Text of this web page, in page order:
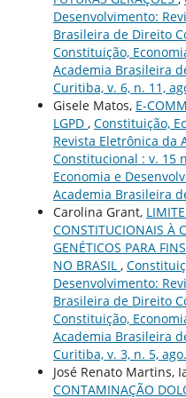
Desenvolvimento:
Brasileira de Direito
Constituição,
Academia Brasileira
Curitiba, v. 6, n. 11,
Gisele Matos, E-
LGPD , Constituição,
Revista Eletrônica da
Constitucional : v. 15
Economia e
Academia Brasileira
Carolina Grant,
CONSTITUCIONAIS À
GENÉTICOS PARA
NO BRASIL ,
Desenvolvimento:
Brasileira de Direito
Constituição,
Academia Brasileira
Curitiba, v. 3, n. 5,
José Renato Martins,
CONTAMINAÇÃO